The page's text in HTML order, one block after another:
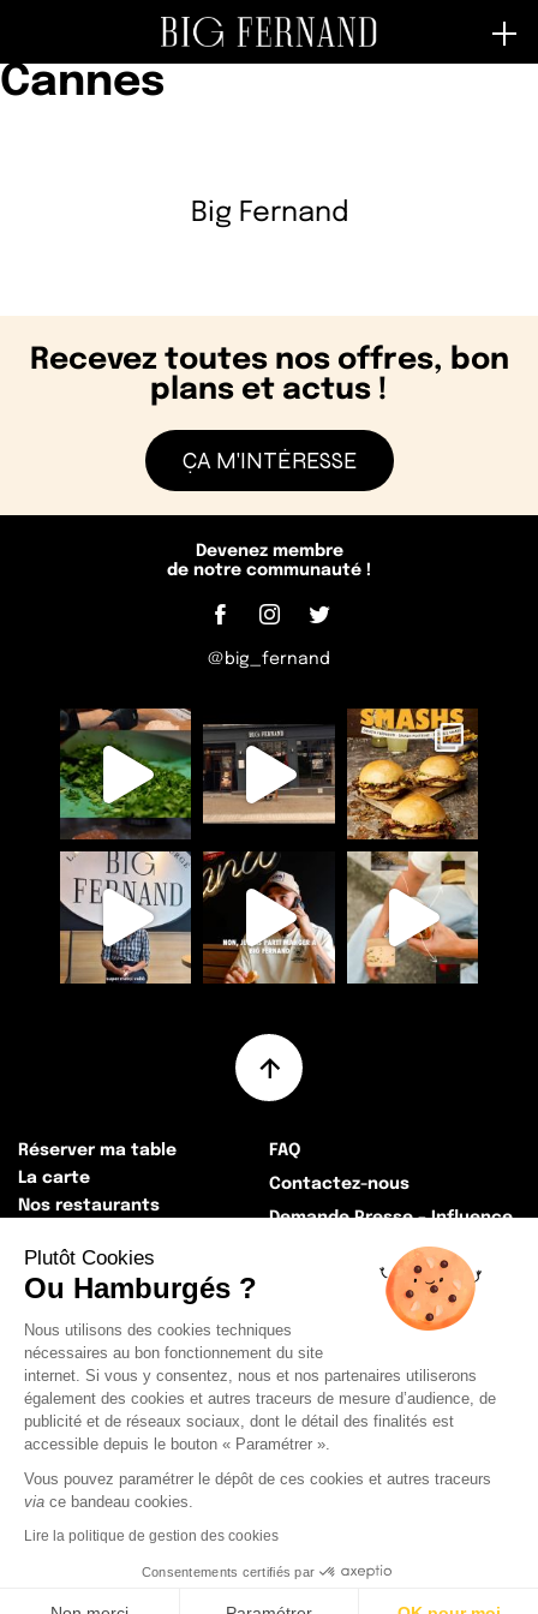
Store Category :
Cannes
Big Fernand
Recevez toutes nos offres, bon
plans et actus !
ÇA M'INTÉRESSE
Devenez membre
de notre communauté !
@big_fernand
Mentions légales CGU
Réserver ma table
La carte
Nos restaurants
Nos actualités
FAQ
Contactez-nous
Demande Presse – Influence
Devenez Franchisé !
Rejoignez-nous !
Récapitulatif Index égalité
professionnelle
La Presse
Plutôt Cookies
Ou Hamburgés ?
Nous utilisons des cookies techniques
nécessaires au bon fonctionnement du site
internet. Si vous y consentez, nous et nos partenaires utiliserons
également des cookies et autres traceurs de mesure d’audience, de
publicité et de réseaux sociaux, dont le détail des finalités est
accessible depuis le bouton « Paramétrer ».
Vous pouvez paramétrer le dépôt de ces cookies et autres traceurs
via ce bandeau cookies.
Lire la politique de gestion des cookies
Consentements certifiés par